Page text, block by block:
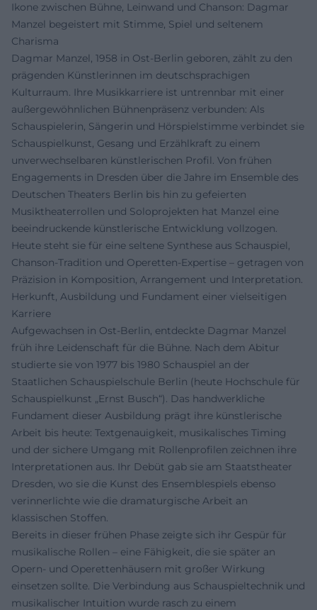
Ikone zwischen Bühne, Leinwand und Chanson: Dagmar
Manzel begeistert mit Stimme, Spiel und seltenem
Charisma
Dagmar Manzel, 1958 in Ost-Berlin geboren, zählt zu den
prägenden Künstlerinnen im deutschsprachigen
Kulturraum. Ihre Musikkarriere ist untrennbar mit einer
außergewöhnlichen Bühnenpräsenz verbunden: Als
Schauspielerin, Sängerin und Hörspielstimme verbindet sie
Schauspielkunst, Gesang und Erzählkraft zu einem
unverwechselbaren künstlerischen Profil. Von frühen
Engagements in Dresden über die Jahre im Ensemble des
Deutschen Theaters Berlin bis hin zu gefeierten
Musiktheaterrollen und Soloprojekten hat Manzel eine
beeindruckende künstlerische Entwicklung vollzogen.
Heute steht sie für eine seltene Synthese aus Schauspiel,
Chanson-Tradition und Operetten-Expertise – getragen von
Präzision in Komposition, Arrangement und Interpretation.
Herkunft, Ausbildung und Fundament einer vielseitigen
Karriere
Aufgewachsen in Ost-Berlin, entdeckte Dagmar Manzel
früh ihre Leidenschaft für die Bühne. Nach dem Abitur
studierte sie von 1977 bis 1980 Schauspiel an der
Staatlichen Schauspielschule Berlin (heute Hochschule für
Schauspielkunst „Ernst Busch“). Das handwerkliche
Fundament dieser Ausbildung prägt ihre künstlerische
Arbeit bis heute: Textgenauigkeit, musikalisches Timing
und der sichere Umgang mit Rollenprofilen zeichnen ihre
Interpretationen aus. Ihr Debüt gab sie am Staatstheater
Dresden, wo sie die Kunst des Ensemblespiels ebenso
verinnerlichte wie die dramaturgische Arbeit an
klassischen Stoffen.
Bereits in dieser frühen Phase zeigte sich ihr Gespür für
musikalische Rollen – eine Fähigkeit, die sie später an
Opern- und Operettenhäusern mit großer Wirkung
einsetzen sollte. Die Verbindung aus Schauspieltechnik und
musikalischer Intuition wurde rasch zu einem